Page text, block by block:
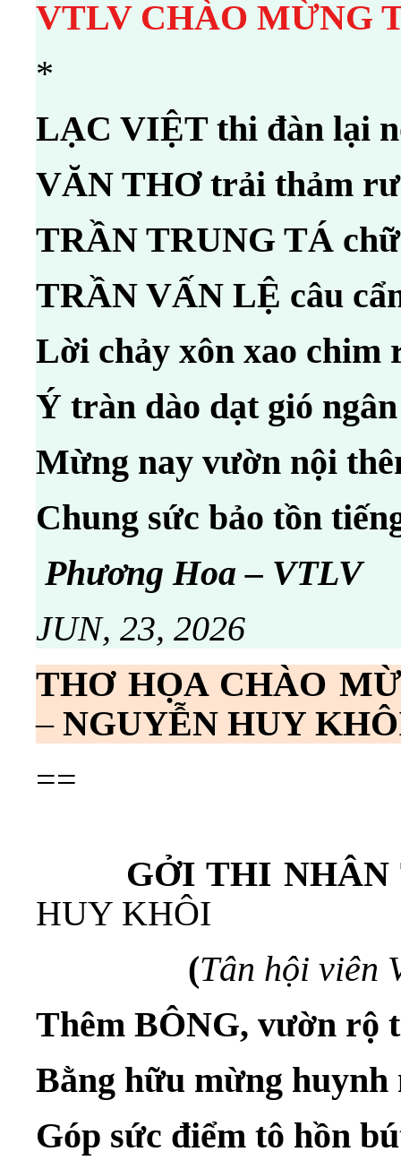
VTLV CHÀO MỪNG
*
LẠC VIỆT thi đàn lại
VĂN THƠ trải thảm
TRẦN TRUNG TÁ
TRẦN VẤN LỆ câu
Lời chảy xôn xao
Ý tràn dào dạt gió
Mừng nay vườn nội
Chung sức bảo tồn
Phương Hoa – VTLV
JUN, 23, 2026
THƠ HỌA CHÀO
– NGUYỄN HUY
==
GỞI THI NHÂN
HUY KHÔI
(Tân hội viên
Thêm BÔNG, vườn rộ
Bằng hữu mừng
Góp sức điểm tô hồn